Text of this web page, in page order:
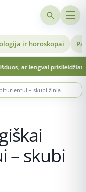
ir horoskopai
lengvai prisileidžiate naujus
– skubi žinia
– skubi